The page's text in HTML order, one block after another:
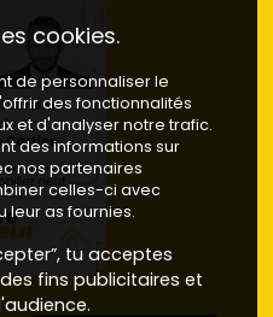
cookies.
de personnaliser le
des fonctionnalités
et d'analyser notre trafic.
des informations sur
nos partenaires
celles-ci avec
leur as fournies.
tu acceptes
fins publicitaires et